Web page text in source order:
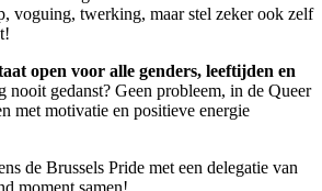
voguing, twerking, maar stel zeker ook zelf
open voor alle genders, leeftijden en
nooit gedanst? Geen probleem, in de Queer
met motivatie en positieve energie
de Brussels Pride met een delegatie van